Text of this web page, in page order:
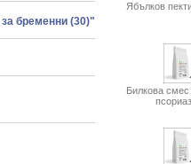
бременни (30)"
Ябълков
Билкова